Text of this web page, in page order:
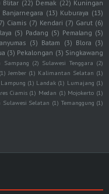
Blitar (22) Demak (22) Kuningan
Banjarnegara (13) Kuburaya (13)
Ciamis (7) Kendari (7) Garut (6)
(5) Padang (5) Pemalang (5)
(3) Batam (3) Blora (3)
(3) Pekalongan (3) Singkawang
Sampang (2) Sulawesi Tenggara (2)
(1) Jember (1) Kalimantan Selatan (1)
Lampung (1) Landak (1) Lumajang (1)
Ciamis (1) Medan (1) Mojokerto (1)
Sulawesi Selatan (1) Temanggung (1)